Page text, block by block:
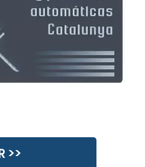
>>